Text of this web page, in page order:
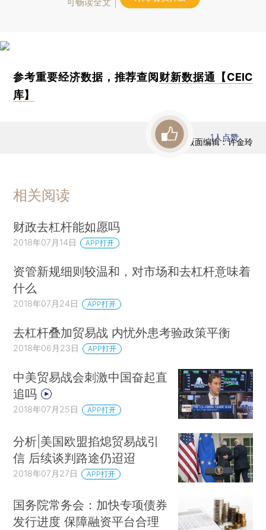
可畅读全文
参考重要经济数据，推荐查阅财新数据通【CEIC
库】
版面编辑：许金玲
1人点赞
相关阅读
财政去杠杆能如愿吗
2018年07月14日 APP打开
资管新规细则较温和，对市场和去杠杆意味着
什么
2018年07月24日 APP打开
去杠杆叠加贸易战 内忧外患考验政策平衡
2018年06月23日 APP打开
中美贸易战会刺激中国奋起直
追吗
2018年07月25日 APP打开
分析|美国欧盟掐熄贸易战引
信 后续谈判路途仍迢迢
2018年07月27日 APP打开
国务院常务会：加快专项债券
发行进度 保障融资平台合理